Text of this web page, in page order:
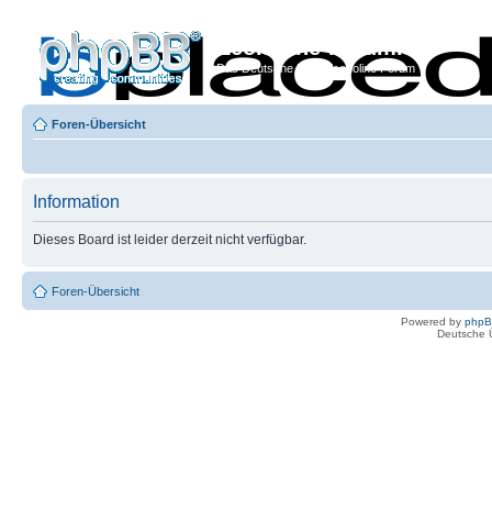
Econoline-Forum.de
Das Deutsche Ford Econoline Forum
Foren-Übersicht
Information
Dieses Board ist leider derzeit nicht verfügbar.
Foren-Übersicht
Powered by
Deutsche